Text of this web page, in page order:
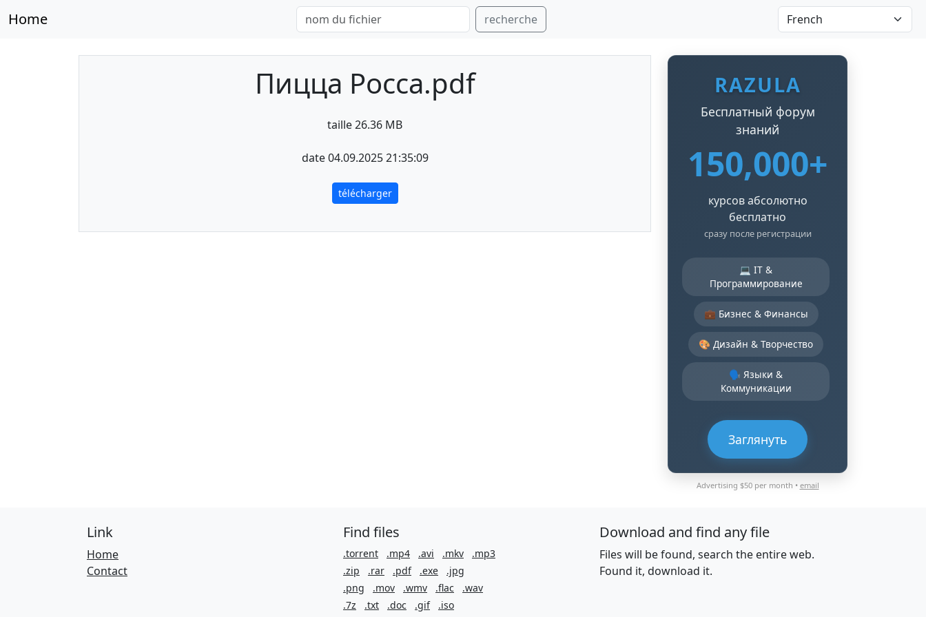
Home recherche
Пицца Росса.pdf
taille 26.36 MB
date 04.09.2025 21:35:09
télécharger
RAZULA
Бесплатный форум
знаний
150,000+
курсов абсолютно
бесплатно
сразу после регистрации
💻 IT &
Программирование
💼 Бизнес & Финансы
🎨 Дизайн & Творчество
🗣️ Языки &
Коммуникации
Заглянуть
Advertising $50 per month • email
Link
Home
Contact
Find files
.torrent .mp4 .avi .mkv
.mp3
.zip
.rar .pdf .exe
.jpg
.png
.mov .wmv .flac
.wav
.7z
.txt .doc .gif .iso
Download and find any file
Files will be found, search the entire web.
Found it, download it.